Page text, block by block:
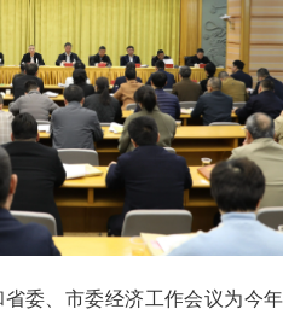
委、市委经济工作会议为今年